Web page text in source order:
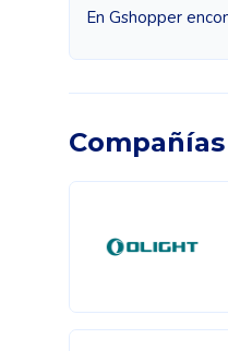
En Gshopper